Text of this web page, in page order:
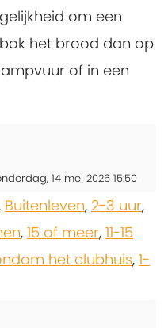
om een
het brood dan op
of in een
14 mei 2026 15:50
Buitenleven, 2-3 uur,
, 15 of meer, 11-15
het clubhuis, 1-